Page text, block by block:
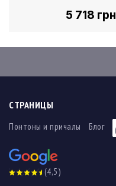
5 718 грн
СТРАНИЦЫ
Понтоны и причалы Блог
(4,5)